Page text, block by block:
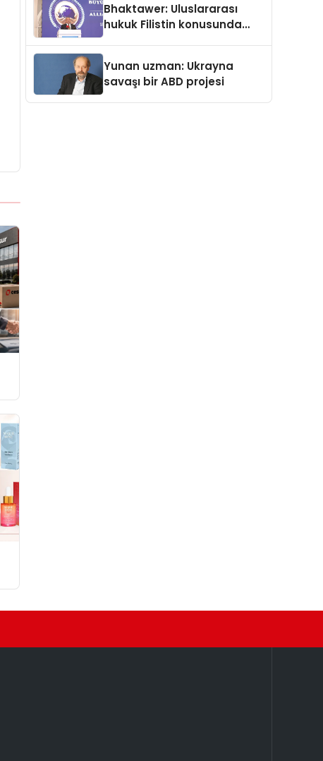
Sindirildiğini Ortaya Koydu
Bhaktawer: Uluslararası
hukuk Filistin konusunda
Yunan uzman: Ukrayna
savaşı bir ABD projesi